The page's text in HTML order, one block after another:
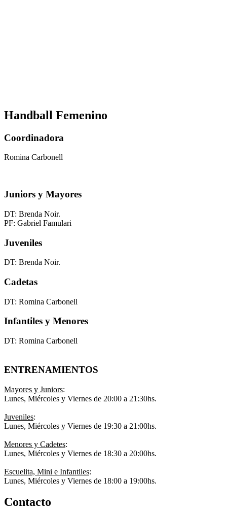
Handball Femenino
Coordinadora
Romina Carbonell
Juniors y Mayores
DT: Brenda Noir.
PF: Gabriel Famulari
Juveniles
DT: Brenda Noir.
Cadetas
DT: Romina Carbonell
Infantiles y Menores
DT: Romina Carbonell
ENTRENAMIENTOS
Mayores y Juniors:
Lunes, Miércoles y Viernes de 20:00 a 21:30hs.
Juveniles:
Lunes, Miércoles y Viernes de 19:30 a 21:00hs.
Menores y Cadetes:
Lunes, Miércoles y Viernes de 18:30 a 20:00hs.
Escuelita, Mini e Infantiles:
Lunes, Miércoles y Viernes de 18:00 a 19:00hs.
Contacto